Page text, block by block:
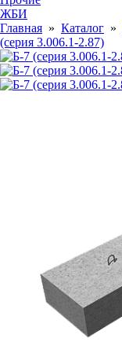
ЖБИ
Главная » Каталог »
(серия 3.006.1-2.87)